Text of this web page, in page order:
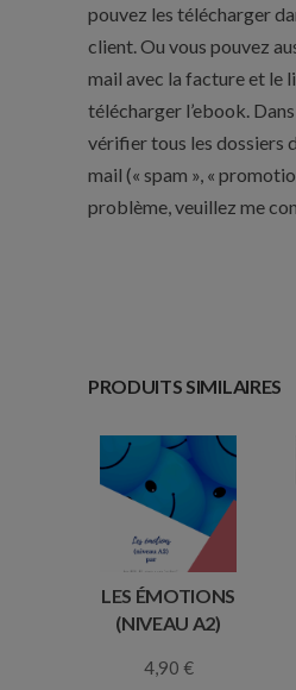
pouvez les télécharger
client. Ou vous pouvez
mail avec la facture et le
télécharger l’ebook.
vérifier tous les dossiers
mail (« spam », «
problème, veuillez me
PRODUITS SIMILAIRES
LES ÉMOTIONS
(NIVEAU A2)
4,90 €